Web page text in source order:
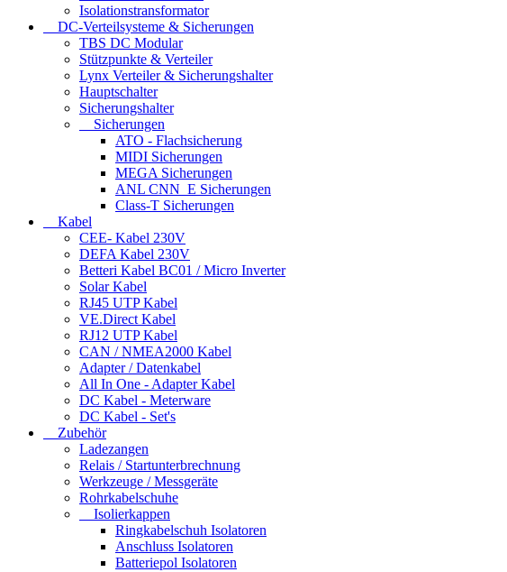
Isolationstransformator
DC-Verteilsysteme & Sicherungen
TBS DC Modular
Stützpunkte & Verteiler
Lynx Verteiler & Sicherungshalter
Hauptschalter
Sicherungshalter
Sicherungen
ATO - Flachsicherung
MIDI Sicherungen
MEGA Sicherungen
ANL CNN_E Sicherungen
Class-T Sicherungen
Kabel
CEE- Kabel 230V
DEFA Kabel 230V
Betteri Kabel BC01 / Micro Inverter
Solar Kabel
RJ45 UTP Kabel
VE.Direct Kabel
RJ12 UTP Kabel
CAN / NMEA2000 Kabel
Adapter / Datenkabel
All In One - Adapter Kabel
DC Kabel - Meterware
DC Kabel - Set's
Zubehör
Ladezangen
Relais / Startunterbrechnung
Werkzeuge / Messgeräte
Rohrkabelschuhe
Isolierkappen
Ringkabelschuh Isolatoren
Anschluss Isolatoren
Batteriepol Isolatoren